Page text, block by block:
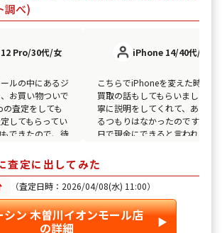
調べ)
Pro/30代/女
ルの中にあるジ
お買い物ついで
査定をしても
してもらってい
できたので、待
く、金額もそこ
。
iPhone 14/40代/男
こちらでiPhoneを変えた時に、
買取の話もしてもらいました。
寧に説明をしてくれて、あまり
るつもりはなかったのですが、
日で現金にできると言われて、
査定に出してみた
（査定日時：2026/04/08(水) 11:00）
シン 木曽川イオンモール店
の詳細 ▶︎